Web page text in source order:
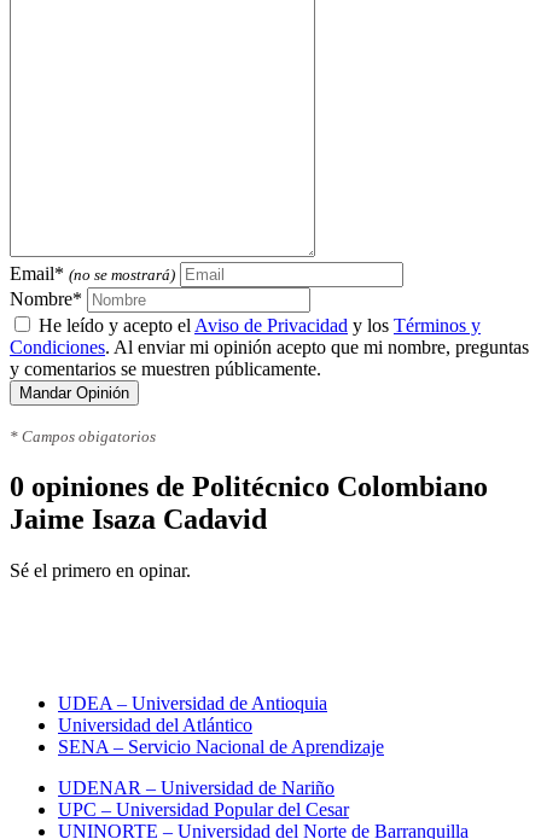
Email* (no se mostrará)
Nombre*
He leído y acepto el Aviso de Privacidad y los Términos y
Condiciones. Al enviar mi opinión acepto que mi nombre, preguntas
y comentarios se muestren públicamente.
Mandar Opinión
* Campos obigatorios
0 opiniones de Politécnico Colombiano
Jaime Isaza Cadavid
Sé el primero en opinar.
UDEA – Universidad de Antioquia
Universidad del Atlántico
SENA – Servicio Nacional de Aprendizaje
UDENAR – Universidad de Nariño
UPC – Universidad Popular del Cesar
UNINORTE – Universidad del Norte de Barranquilla